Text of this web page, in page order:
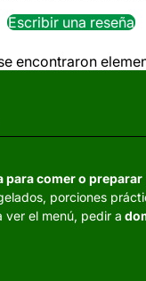
Escribir una reseña
encontraron
para comer o preparar
porciones
ver el menú, pedir a